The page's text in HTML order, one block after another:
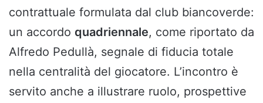
contrattuale formulata dal club biancoverde:
un accordo quadriennale, come riportato da
Alfredo Pedullà, segnale di fiducia totale
nella centralità del giocatore. L’incontro è
servito anche a illustrare ruolo, prospettive